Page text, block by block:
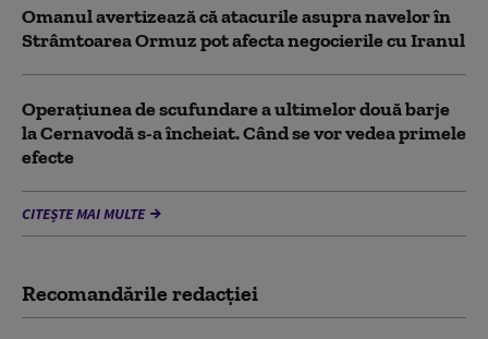
Omanul avertizează că atacurile asupra navelor în
Strâmtoarea Ormuz pot afecta negocierile cu Iranul
Operațiunea de scufundare a ultimelor două barje
la Cernavodă s-a încheiat. Când se vor vedea primele
efecte
CITEȘTE MAI MULTE
Recomandările redacţiei